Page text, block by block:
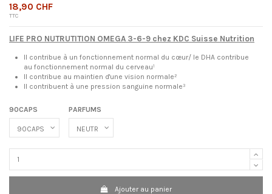
18,90 CHF
TTC
LIFE PRO NUTRUTITION OMEGA 3-6-9 chez KDC Suisse Nutrition
Il contribue à un fonctionnement normal du cœur/ le DHA contribue
au fonctionnement normal du cerveau¹
Il contribue au maintien d'une vision normale²
Il contribuent à une pression sanguine normale³
90CAPS PARFUMS
Ajouter au panier